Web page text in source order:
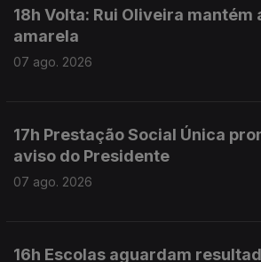
18h Volta: Rui Oliveira mantém
amarela
07 ago. 2026
17h Prestação Social Única
aviso do Presidente
07 ago. 2026
16h Escolas aguardam